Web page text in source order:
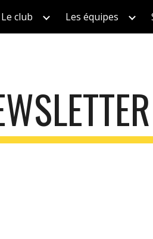
content
Le club Les équipes